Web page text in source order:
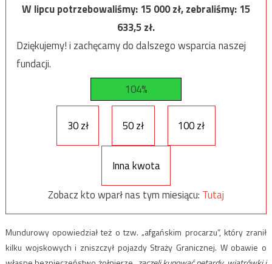
W lipcu potrzebowaliśmy:15 000zł, zebraliśmy:15
633,5zł.
Dziękujemy! i zachęcamy do dalszego wsparcia naszej
fundacji.
104%
30 zł 50 zł 100 zł
Inna kwota
Zobacz kto wparł nas tym miesiącu: Tutaj
Mundurowy opowiedział też o tzw. „afgańskim procarzu”, który zranił
kilku wojskowych i zniszczył pojazdy Straży Granicznej. W obawie o